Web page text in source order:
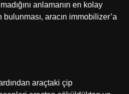
anlamanın en kolay
aracın immobilizer’a
araçtaki çip